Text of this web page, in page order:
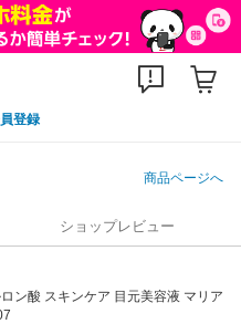
登録
商品ページへ
ショップレビュー
ン酸 スキンケア 目元美容液 マリア